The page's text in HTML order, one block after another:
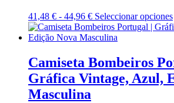
41,48 € - 44,96 €Rango
de
precios:
41,48 €
hasta
44,96 €
Seleccionar opciones
Camiseta Bombeiros
Gráfica Vintage, Azul,
Masculina